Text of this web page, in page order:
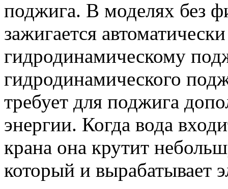
поджига. В моделях без
зажигается
гидродинамическому
гидродинамического
требует для поджига
энергии. Когда вода
крана она крутит
который и вырабатывает